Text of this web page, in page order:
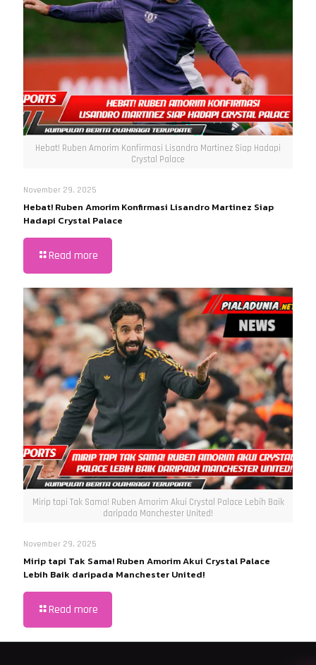
Hebat! Ruben Amorim Konfirmasi Lisandro Martinez Siap Hadapi
Crystal Palace
November 29, 2025
Hebat! Ruben Amorim Konfirmasi Lisandro Martinez Siap
Hadapi Crystal Palace
Read more
Mirip tapi Tak Sama! Ruben Amorim Akui Crystal Palace Lebih Baik
daripada Manchester United!
November 29, 2025
Mirip tapi Tak Sama! Ruben Amorim Akui Crystal Palace
Lebih Baik daripada Manchester United!
Read more